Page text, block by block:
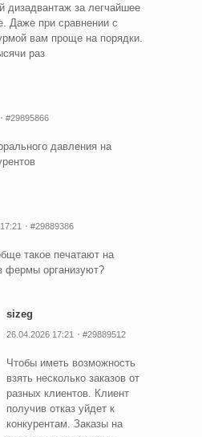
дизадвантаж за легчайшее
Даже при сравнении с
вам проще на порядки.
раз
#29895866
давления на
#29889386
такое печатают на
фермы организуют?
sizeg
26.04.2026 17:21 #29889512
Чтобы иметь возможность
взять несколько заказов от
разных клиентов. Клиент
получив отказ уйдет к
конкурентам. Заказы на